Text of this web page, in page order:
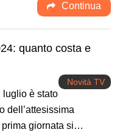
Continua
quanto costa e
Novità TV
luglio è stato
dell’attesissima
prima giornata si…